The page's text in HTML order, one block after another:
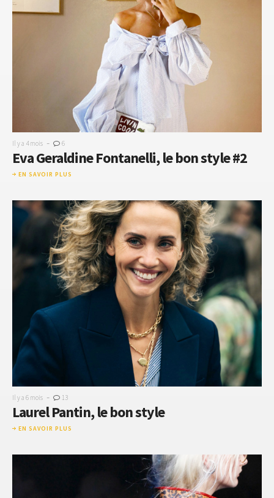
Il y a 4 mois - 6
​​Eva Geraldine Fontanelli, le bon style #2
EN SAVOIR PLUS
Il y a 6 mois - 13
Laurel Pantin, le bon style
EN SAVOIR PLUS